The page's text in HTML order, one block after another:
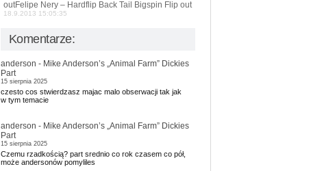
outFelipe Nery – Hardflip Back Tail Bigspin Flip out
18.9.2013 15:05:35
Komentarze:
anderson - Mike Anderson’s „Animal Farm” Dickies
Part
15 sierpnia 2025
czesto cos stwierdzasz majac malo obserwacji tak jak
w tym temacie
anderson - Mike Anderson’s „Animal Farm” Dickies
Part
15 sierpnia 2025
Czemu rzadkością? part srednio co rok czasem co pół,
może andersonów pomyliles